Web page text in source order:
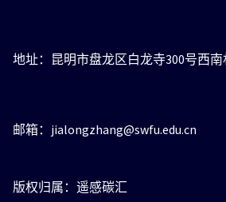
地址：昆明市盘龙区白龙寺300号西
邮箱：jialongzhang@swfu.edu.cn
版权归属：遥感碳汇